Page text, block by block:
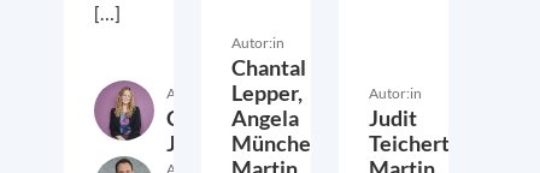
[…]
Autor:in
Charlotte
Jost
Autor:in
Autor:in
Chantal
Lepper,
Angela
Müncher,
Autor:in
Judit
Teichert,